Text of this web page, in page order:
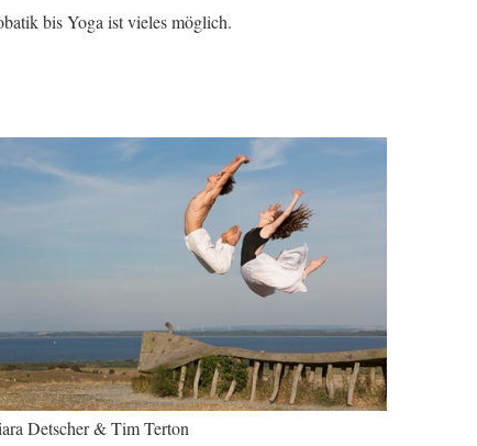
bis Yoga ist vieles möglich.
Detscher & Tim Terton